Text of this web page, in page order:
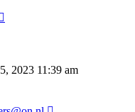
2023 11:39 am